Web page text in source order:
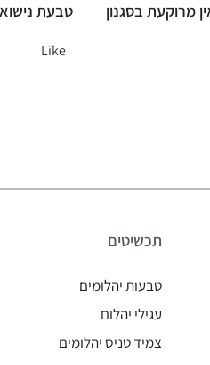
מרוקעת בסגנון
טבעת
Like
תכשיטים
טבעות יהלומים
עגילי יהלום
צמיד טניס יהלומים